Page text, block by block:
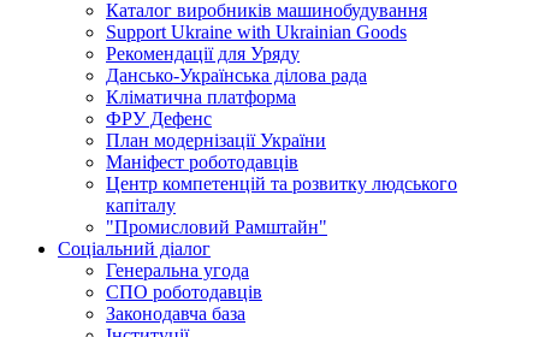
Каталог виробників машинобудування
Support Ukraine with Ukrainian Goods
Рекомендації для Уряду
Дансько-Українська ділова рада
Кліматична платформа
ФРУ Дефенс
План модернізації України
Маніфест роботодавців
Центр компетенцій та розвитку людського
капіталу
"Промисловий Рамштайн"
Соціальний діалог
Генеральна угода
СПО роботодавців
Законодавча база